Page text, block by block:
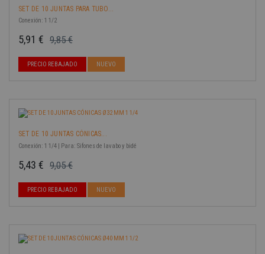
SET DE 10 JUNTAS PARA TUBO...
Conexión: 1 1/2
9,85 €
5,91 €
PRECIO REBAJADO NUEVO
SET DE 10 JUNTAS CÓNICAS...
Conexión: 1 1/4 | Para: Sifones de lavabo y bidé
9,05 €
5,43 €
PRECIO REBAJADO NUEVO